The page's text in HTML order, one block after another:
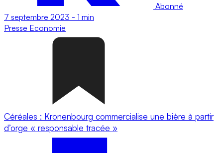
Abonné
7 septembre 2023 - 1 min
Presse Economie
Céréales : Kronenbourg commercialise une bière à partir
d’orge « responsable tracée »